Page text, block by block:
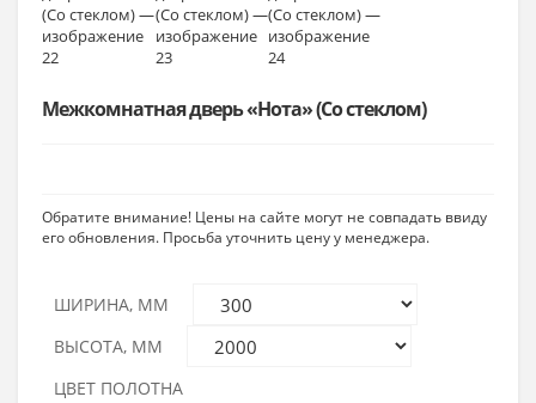
Межкомнатная дверь «Нота» (Со стеклом)
Обратите внимание! Цены на сайте могут не совпадать ввиду
его обновления. Просьба уточнить цену у менеджера.
ШИРИНА, ММ
ВЫСОТА, ММ
ЦВЕТ ПОЛОТНА